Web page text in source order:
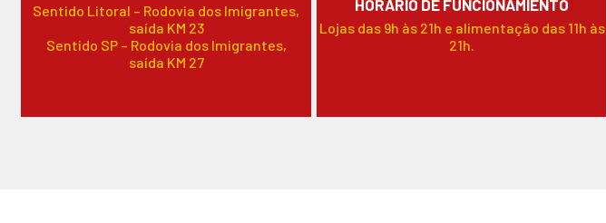
Sentido Litoral – Rodovia dos Imigrantes,
saída KM 23
Sentido SP – Rodovia dos Imigrantes,
saída KM 27
HORARIO DE FUNCIONAMIENTO
Lojas das 9h às 21h e alimentação das 11h às
21h.